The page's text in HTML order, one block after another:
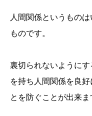
人間関係というもの
ものです。
裏切られないように
を持ち人間関係を良
とを防ぐことが出来ま